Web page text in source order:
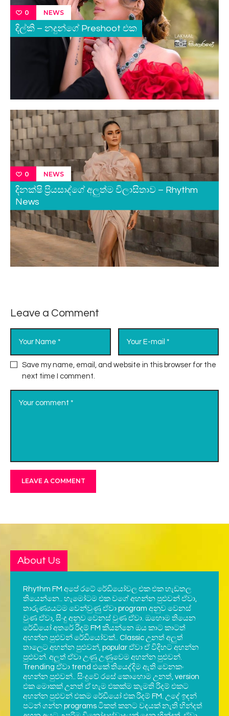
0 NEWS
දිල්කි – නදුන්ගේ Preshoot එක
0 NEWS
දිනක්ෂි ප්‍රියසාද්ගේ අලුත්ම විලාසිතාව – Rhythm
News
Leave a Comment
Save my name, email, and website in this browser for the
next time I comment.
About Us
Rhythm FM අපේ රටේ රේඩියෝවල එක එක හැඩතල
තියෙන්නෙ.. හැමෝටම එක වගේ අහන්න පුළුවන් ඒවා,
තාරුණ්‍යයටම වෙන්වුණු ඒවා program අනුව වෙනස්
වුණ ඒවා, සිංදු අනුව වෙනස් වුණ ඒවා. ඔහොම තියෙන
රේඩියෝ අතරේ රිදම් FM කියන්නෙ ඔය කාට කාටත්
අහන්න පුළුවන් රේඩියෝවක්.. Classic උනත් අලුත්
තාලෙට අහන්න පුළුවන්, popular ඒවා ඒ විදිහට අහන්න
පුළුවන්. අලුත් ඒවා උණු උණුවෙම අහන්න පුළුවන්.
Trending ඒවා trend එකේ තියෙද්දිම ඇති වෙනකං
අහන්න පුළුවන්.. සිංදුවේ රසේ කොහොම උනත්, version
එක මොකක් උනත් ඒ හැම එකක්ම කැමති රිදම් එකට
අහන්න පුළුවන් එකම රේඩියෝ එක රිදම් FM. උදේ ඉඳන්
පටන් ගන්න programs ටිකත් කනට වදයක් නැති හින්දත්